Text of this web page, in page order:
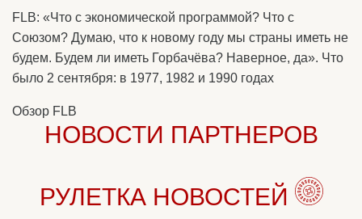
FLB: «Что с экономической программой? Что с
Союзом? Думаю, что к новому году мы страны иметь не
будем. Будем ли иметь Горбачёва? Наверное, да». Что
было 2 сентября: в 1977, 1982 и 1990 годах
Обзор FLB
НОВОСТИ ПАРТНЕРОВ
РУЛЕТКА НОВОСТЕЙ